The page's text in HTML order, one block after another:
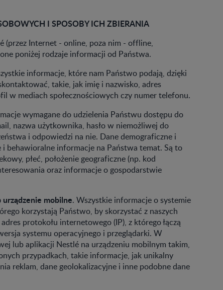
I SPOSOBY ICH ZBIERANIA
(przez Internet - online, poza nim - offline,
poniżej rodzaje informacji od Państwa.
informacje, które nam Państwo podają, dzięki
takie, jak imię i nazwisko, adres
w mediach społecznościowych czy numer telefonu.
wymagane do udzielenia Państwu dostępu do
nazwa użytkownika, hasło w niemożliwej do
i odpowiedzi na nie. Dane demograficzne i
behawioralne informacje na Państwa temat. Są to
płeć, położenie geograficzne (np. kod
oraz informacje o gospodarstwie
mobilne. Wszystkie informacje o systemie
korzystają Państwo, by skorzystać z naszych
protokołu internetowego (IP), z którego łączą
systemu operacyjnego i przeglądarki. W
lub aplikacji Nestlé na urządzeniu mobilnym takim,
przypadkach, takie informacje, jak unikalny
reklam, dane geolokalizacyjne i inne podobne dane